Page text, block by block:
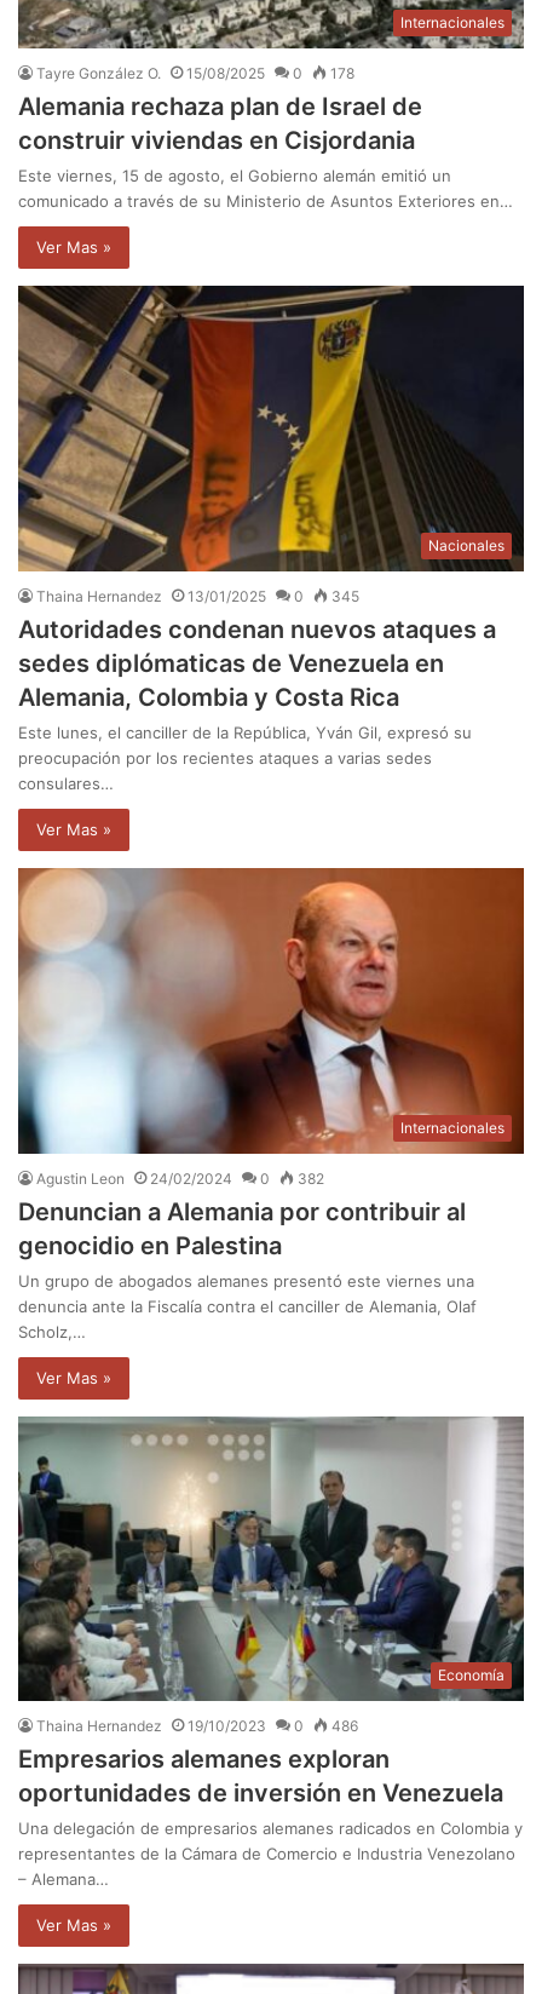
Internacionales
Tayre González O. 15/08/2025 0 178
Alemania rechaza plan de Israel de
construir viviendas en Cisjordania
Este viernes, 15 de agosto, el Gobierno alemán emitió un
comunicado a través de su Ministerio de Asuntos Exteriores en…
Ver Mas »
Nacionales
Thaina Hernandez 13/01/2025 0 345
Autoridades condenan nuevos ataques a
sedes diplómaticas de Venezuela en
Alemania, Colombia y Costa Rica
Este lunes, el canciller de la República, Yván Gil, expresó su
preocupación por los recientes ataques a varias sedes
consulares…
Ver Mas »
Internacionales
Agustin Leon 24/02/2024 0 382
Denuncian a Alemania por contribuir al
genocidio en Palestina
Un grupo de abogados alemanes presentó este viernes una
denuncia ante la Fiscalía contra el canciller de Alemania, Olaf
Scholz,…
Ver Mas »
Economía
Thaina Hernandez 19/10/2023 0 486
Empresarios alemanes exploran
oportunidades de inversión en Venezuela
Una delegación de empresarios alemanes radicados en Colombia y
representantes de la Cámara de Comercio e Industria Venezolano
– Alemana…
Ver Mas »